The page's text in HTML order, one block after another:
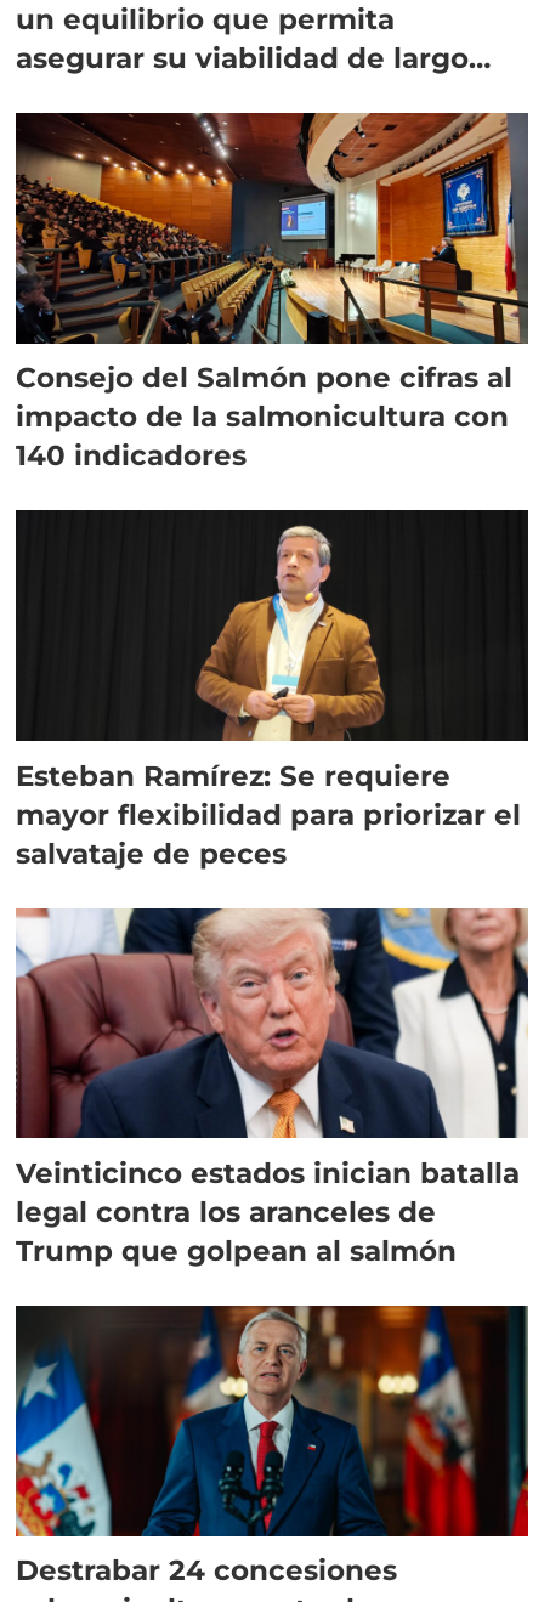
un equilibrio que permita
asegurar su viabilidad de largo
Consejo del Salmón pone cifras al
impacto de la salmonicultura con
140 indicadores
Esteban Ramírez: Se requiere
mayor flexibilidad para priorizar el
salvataje de peces
Veinticinco estados inician batalla
legal contra los aranceles de
Trump que golpean al salmón
Destrabar 24 concesiones